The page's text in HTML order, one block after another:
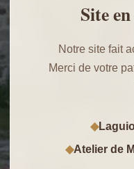
Site
Notre site fait
Merci de votre
◆
◆Atelier de